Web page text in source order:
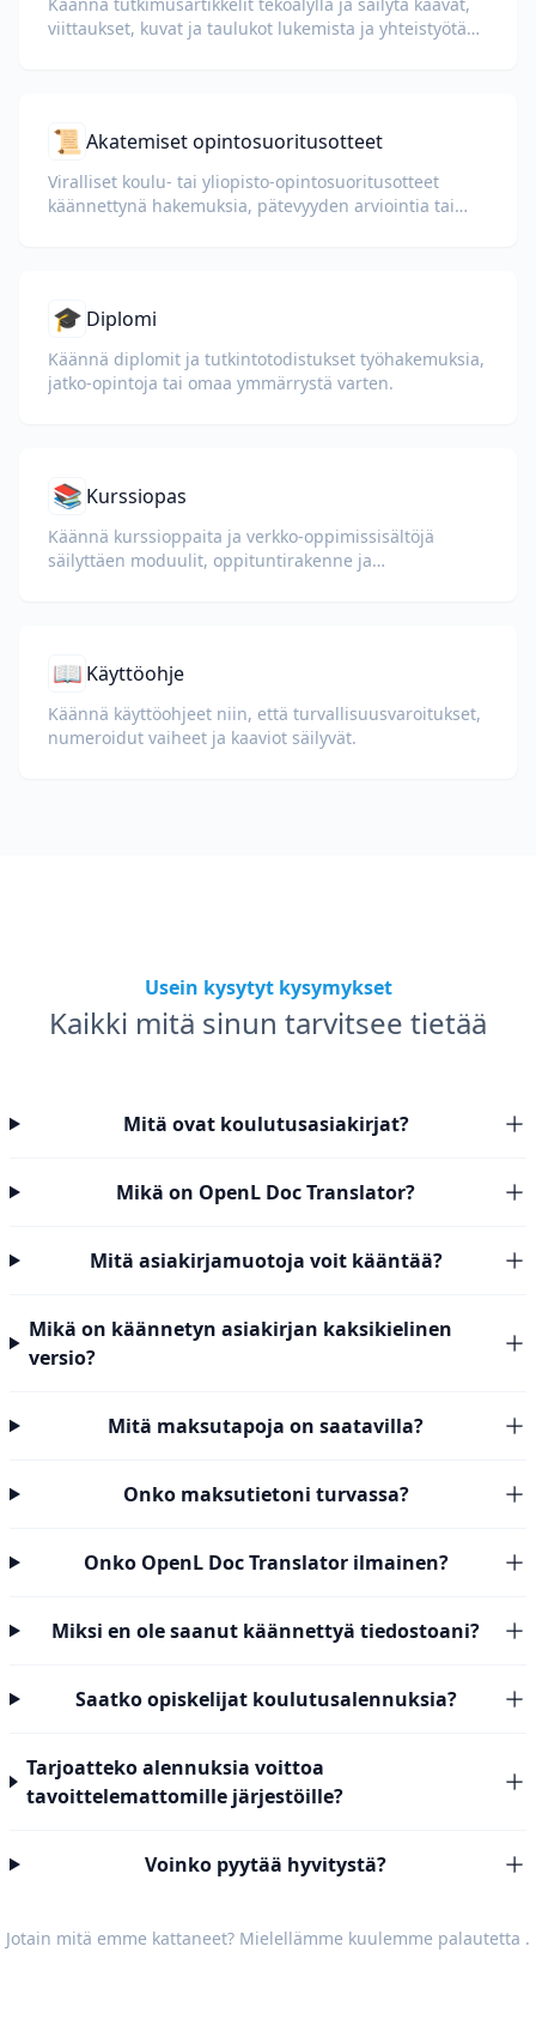
viittaukset, kuvat ja taulukot lukemista ja yhteistyötä
📜 Akatemiset opintosuoritusotteet
Viralliset koulu- tai yliopisto-opintosuoritusotteet
käännettynä hakemuksia, pätevyyden arviointia tai
🎓 Diplomi
Käännä diplomit ja tutkintotodistukset työhakemuksia,
jatko-opintoja tai omaa ymmärrystä varten.
📚 Kurssiopas
Käännä kurssioppaita ja verkko-oppimissisältöjä
säilyttäen moduulit, oppituntirakenne ja
📖 Käyttöohje
Käännä käyttöohjeet niin, että turvallisuusvaroitukset,
numeroidut vaiheet ja kaaviot säilyvät.
Usein kysytyt kysymykset
Kaikki mitä sinun tarvitsee tietää
Mitä ovat koulutusasiakirjat?
Mikä on OpenL Doc Translator?
Mitä asiakirjamuotoja voit kääntää?
Mikä on käännetyn asiakirjan kaksikielinen
versio?
Mitä maksutapoja on saatavilla?
Onko maksutietoni turvassa?
Onko OpenL Doc Translator ilmainen?
Miksi en ole saanut käännettyä tiedostoani?
Saatko opiskelijat koulutusalennuksia?
Tarjoatteko alennuksia voittoa
tavoittelemattomille järjestöille?
Voinko pyytää hyvitystä?
Jotain mitä emme kattaneet? Mielellämme kuulemme palautetta .